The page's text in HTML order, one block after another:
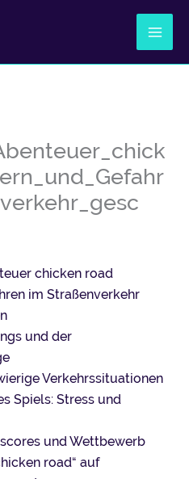
chicken road
im Straßenverkehr
und der
Verkehrssituationen
Spiels: Stress und
und Wettbewerb
road“ auf